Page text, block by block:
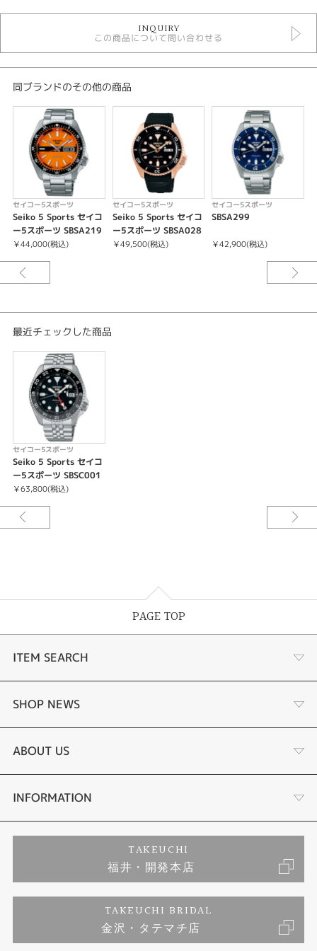
時計
金属ベルト
自動巻き
10気圧防水
メンズ 腕時計
セイコー5スポーツ
性別
メンズ
腕時計
セイコー5スポーツ
キャリバーNo/4R34
日差＋45秒～－35秒
24石
24時針（デュアルタイム表示機能）
秒針停止機能
INQUIRY
この商品について問い合わせる
同ブランドのその他の商品
セイコー5スポーツ
Seiko 5 Sports セイコ
ー5スポーツ SBSA219
￥44,000(税込)
セイコー5スポーツ
Seiko 5 Sports セイコ
ー5スポーツ SBSA028
￥49,500(税込)
セイコー5スポーツ
SBSA299
￥42,900(税込)
最近チェックした商品
セイコー5スポーツ
Seiko 5 Sports セイコ
ー5スポーツ SBSC001
￥63,800(税込)
PAGE TOP
ITEM SEARCH
婚約指輪
結婚指輪
セットリング
婚約ネックレス
エタニティリング
SHOP NEWS
タケウチのこだわり
プロポーズサポート
ブランドリスト
ジュエリーリフォーム
福井指輪工房｜手作りペアリング
ABOUT US
会社概要
お客様の声
INFORMATION
プライバシーポリシー
TAKEUCHI
福井・開発本店
TAKEUCHI BRIDAL
金沢・タテマチ店